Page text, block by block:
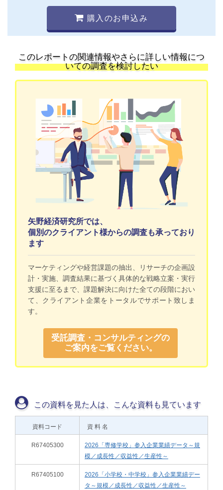
購入のお申込み
このレポートの関連情報やさらに詳しい情報につ
いての調査を検討したい
矢野経済研究所では、
個別のクライアント様からの調査も承っており
ます
マーケティングや経営課題の抽出、リサーチの企画設
計・実施、調査結果に基づく具体的な戦略立案・実行
支援に至るまで、課題解決に向けた全ての段階におい
て、クライアント企業をトータルでサポート致しま
す。
受託調査・コンサルティングの
ご案内をご覧ください。
この資料を見た人は、こんな資料も見ています
資料コード 資 料 名
R67405300
2026「専修学校」参入企業業績データ～規
模／成長性／収益性／生産性～
R67405100
2026「小学校・中学校」参入企業業績デー
タ～規模／成長性／収益性／生産性～